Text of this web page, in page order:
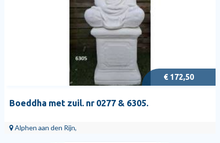
€ 172,50
Boeddha met zuil. nr 0277 & 6305.
Alphen aan den Rijn,